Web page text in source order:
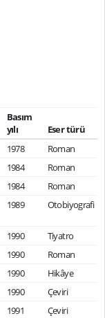
Basım
yılı
Eser türü
1978
Roman
1984
Roman
1984
Roman
1989 Otobiyografi
1990
Tiyatro
1990
Roman
1990
Hikâye
1990
Çeviri
1991 Çeviri